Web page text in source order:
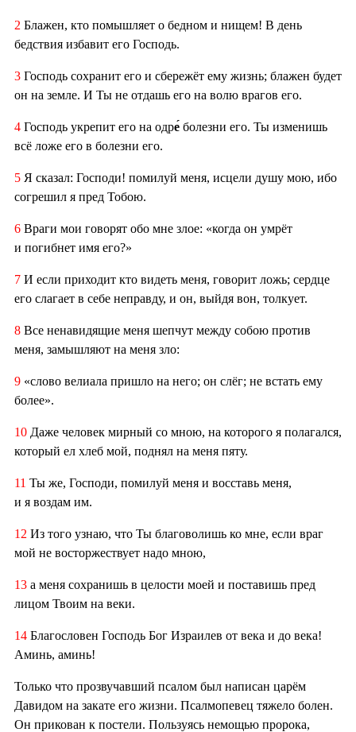
2 Блажен, кто помышляет о бедном и нищем! В день
бедствия избавит его Господь.
3 Господь сохранит его и сбережёт ему жизнь; блажен будет
он на земле. И Ты не отдашь его на волю врагов его.
4 Господь укрепит его на одре́ болезни его. Ты изменишь
всё ложе его в болезни его.
5 Я сказал: Господи! помилуй меня, исцели душу мою, ибо
согрешил я пред Тобою.
6 Враги мои говорят обо мне злое: «когда он умрёт
и погибнет имя его?»
7 И если приходит кто видеть меня, говорит ложь; сердце
его слагает в себе неправду, и он, выйдя вон, толкует.
8 Все ненавидящие меня шепчут между собою против
меня, замышляют на меня зло:
9 «слово велиала пришло на него; он слёг; не встать ему
более».
10 Даже человек мирный со мною, на которого я полагался,
который ел хлеб мой, поднял на меня пяту.
11 Ты же, Господи, помилуй меня и восставь меня,
и я воздам им.
12 Из того узнаю, что Ты благоволишь ко мне, если враг
мой не восторжествует надо мною,
13 а меня сохранишь в целости моей и поставишь пред
лицом Твоим на веки.
14 Благословен Господь Бог Израилев от века и до века!
Аминь, аминь!
Только что прозвучавший псалом был написан царём
Давидом на закате его жизни. Псалмопевец тяжело болен.
Он прикован к постели. Пользуясь немощью пророка,